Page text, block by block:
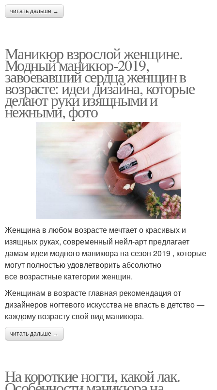
читать дальше →
Маникюр взрослой женщине.
Модный маникюр-2019,
завоевавший сердца женщин в
возрасте: идеи дизайна, которые
делают руки изящными и
нежными, фото
Женщина в любом возрасте мечтает о красивых и
изящных руках, современный нейл-арт предлагает
дамам идеи модного маникюра на сезон 2019 , которые
могут полностью удовлетворить абсолютно
все возрастные категории женщин.
Женщинам в возрасте главная рекомендация от
дизайнеров ногтевого искусства не впасть в детство —
каждому возрасту свой вид маникюра.
читать дальше →
На короткие ногти, какой лак.